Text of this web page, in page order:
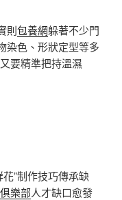
則包養網躲著不少門
染色、形狀定型等多
要精準把持溫濕
”制作技巧傳承缺
樂部人才缺口愈發